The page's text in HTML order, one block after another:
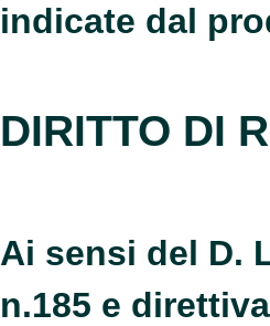
indicate dal
DIRITTO DI
Ai sensi del D.
n.185 e